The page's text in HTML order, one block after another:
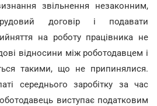
звільнення незаконним,
договір і подавати
на роботу працівника не
відносини між роботодавцем і
такими, що не припинялися.
середнього заробітку за час
виступає податковим